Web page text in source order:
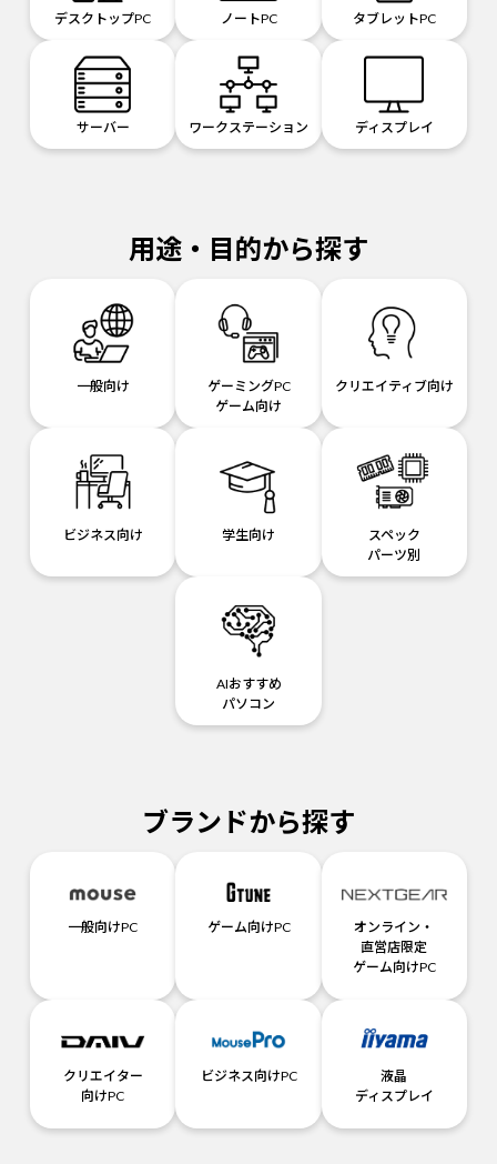
デスクトップPC ノートPC タブレットPC
サーバー ワークステーション ディスプレイ
用途・目的から探す
一般向け
ゲーミングPC
ゲーム向け
クリエイティブ向け
ビジネス向け 学生向け
スペック
パーツ別
AIおすすめ
パソコン
ブランドから探す
一般向けPC ゲーム向けPC
オンライン・
直営店限定
ゲーム向けPC
クリエイター
向けPC
ビジネス向けPC
液晶
ディスプレイ